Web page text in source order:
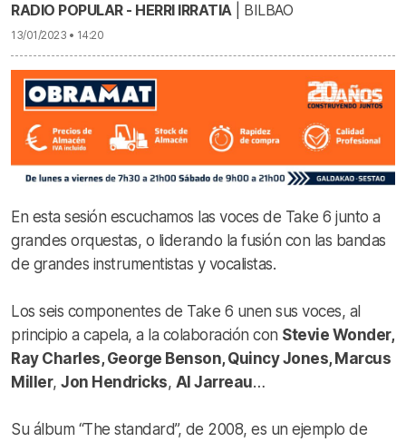
RADIO POPULAR - HERRI IRRATIA| BILBAO
13/01/2023 • 14:20
En esta sesión escuchamos las voces de Take 6 junto a
grandes orquestas, o liderando la fusión con las bandas
de grandes instrumentistas y vocalistas.
Los seis componentes de Take 6 unen sus voces, al
principio a capela, a la colaboración con Stevie Wonder,
Ray Charles, George Benson, Quincy Jones, Marcus
Miller, Jon Hendricks, Al Jarreau…
Su álbum “The standard”, de 2008, es un ejemplo de